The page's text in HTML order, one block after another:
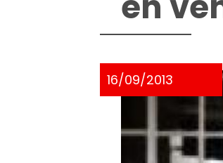
16/09/2013